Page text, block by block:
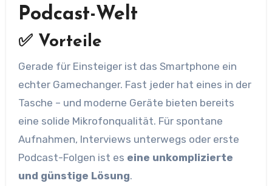
Podcast-Welt
✅ Vorteile
Gerade für Einsteiger ist das Smartphone ein
echter Gamechanger. Fast jeder hat eines in der
Tasche – und moderne Geräte bieten bereits
eine solide Mikrofonqualität. Für spontane
Aufnahmen, Interviews unterwegs oder erste
Podcast-Folgen ist es eine unkomplizierte
und günstige Lösung.